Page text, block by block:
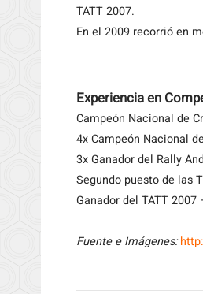
TATT 2007.
En el 2009 recorrió en
Experiencia en
Campeón Nacional de
4x Campeón Nacional
3x Ganador del Rally
Segundo puesto de las
Ganador del TATT
Fuente e Imágenes: